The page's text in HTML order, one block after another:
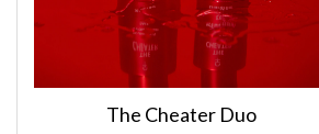
The Cheater Duo